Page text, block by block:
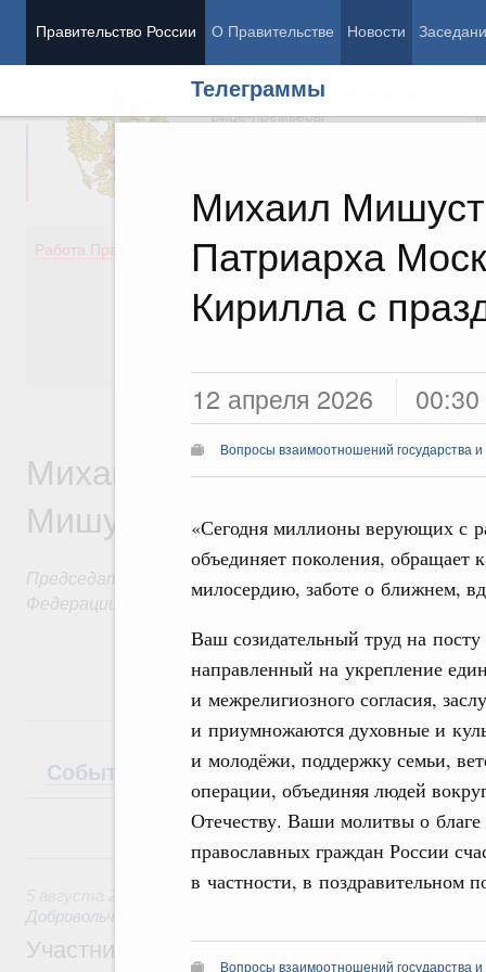
Правительство России О Правительстве Новости
Телеграммы
Михаил
Патриарха
Кирилла с
12 апреля 2026 00:30
Вопросы взаимоотношений государства
«Сегодня миллионы верующих с
объединяет поколения,
милосердию, заботе о ближнем,
Ваш созидательный труд на
направленный на укрепление
и межрелигиозного согласия,
и приумножаются духовные и
и молодёжи, поддержку семьи,
операции, объединяя людей
Отечеству. Ваши молитвы о
православных граждан России
в частности, в поздравительном
Вопросы взаимоотношений государства
Председатель Правительства
Вице-премьеры
Работа Правительства
Демография
Здоровье
Культура
Михаил Владимирович
Мишустин
Председатель Правительства Российской
Федерации
События Поездки Интервью
5 августа, среда
Социальные инновации. Некоммерческие
Добровольчество и волонтёрство. Благотворительность
Участникам и гостям Всероссийского